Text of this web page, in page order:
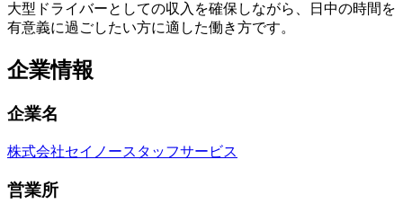
大型ドライバーとしての収入を確保しながら、日中の時間を
有意義に過ごしたい方に適した働き方です。
企業情報
企業名
株式会社セイノースタッフサービス
営業所